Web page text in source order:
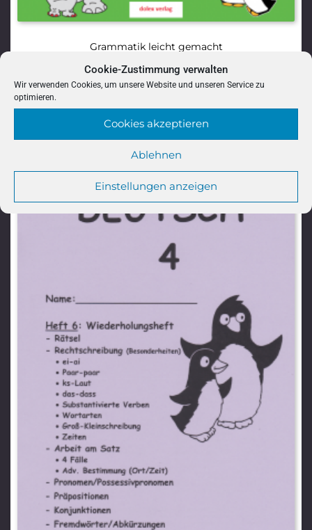
Cookie-Zustimmung verwalten
Wir verwenden Cookies, um unsere Website und unseren Service zu
optimieren.
Cookies akzeptieren
Ablehnen
Einstellungen anzeigen
Grammatik leicht gemacht
8,50€
zzgl.Versandkosten